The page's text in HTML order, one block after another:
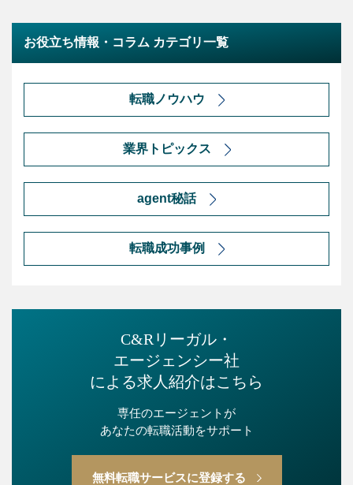
お役立ち情報・コラム カテゴリ一覧
転職ノウハウ
業界トピックス
agent秘話
転職成功事例
C&Rリーガル・
エージェンシー社
による求人紹介はこちら
専任のエージェントが
あなたの転職活動をサポート
無料転職サービスに登録する